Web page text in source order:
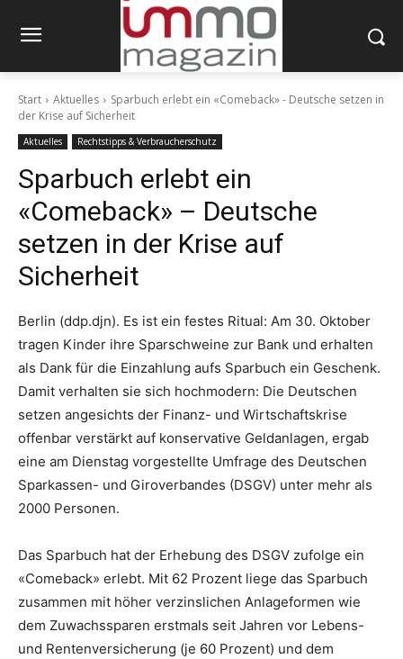
Start Aktuelles
Sparbuch erlebt ein «Comeback» - Deutsche setzen in
der Krise auf Sicherheit
Aktuelles Rechtstipps & Verbraucherschutz
Sparbuch erlebt ein
«Comeback» – Deutsche
setzen in der Krise auf
Sicherheit
Berlin (ddp.djn). Es ist ein festes Ritual: Am 30. Oktober
tragen Kinder ihre Sparschweine zur Bank und erhalten
als Dank für die Einzahlung aufs Sparbuch ein Geschenk.
Damit verhalten sie sich hochmodern: Die Deutschen
setzen angesichts der Finanz- und Wirtschaftskrise
offenbar verstärkt auf konservative Geldanlagen, ergab
eine am Dienstag vorgestellte Umfrage des Deutschen
Sparkassen- und Giroverbandes (DSGV) unter mehr als
2000 Personen.
Das Sparbuch hat der Erhebung des DSGV zufolge ein
«Comeback» erlebt. Mit 62 Prozent liege das Sparbuch
zusammen mit höher verzinslichen Anlageformen wie
dem Zuwachssparen erstmals seit Jahren vor Lebens-
und Rentenversicherung (je 60 Prozent) und dem